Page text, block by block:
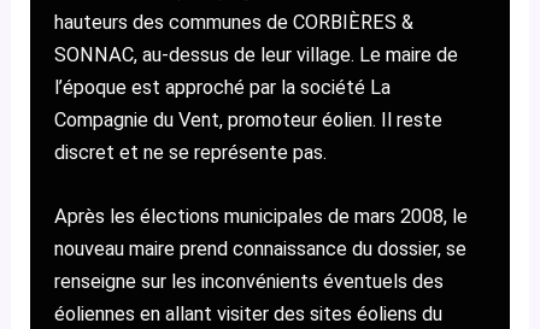
hauteurs des communes de CORBIÈRES &
SONNAC, au-dessus de leur village. Le maire de
l’époque est approché par la société La
Compagnie du Vent, promoteur éolien. Il reste
discret et ne se représente pas.
Après les élections municipales de mars 2008, le
nouveau maire prend connaissance du dossier, se
renseigne sur les inconvénients éventuels des
éoliennes en allant visiter des sites éoliens du